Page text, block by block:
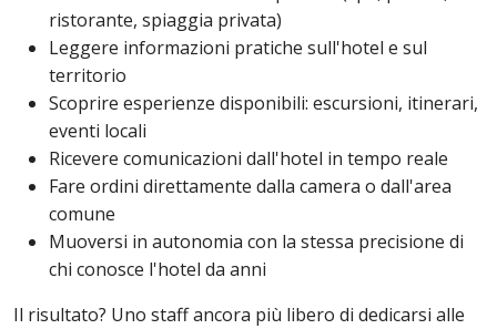
ristorante, spiaggia privata)
Leggere informazioni pratiche sull'hotel e sul
territorio
Scoprire esperienze disponibili: escursioni, itinerari,
eventi locali
Ricevere comunicazioni dall'hotel in tempo reale
Fare ordini direttamente dalla camera o dall'area
comune
Muoversi in autonomia con la stessa precisione di
chi conosce l'hotel da anni
Il risultato? Uno staff ancora più libero di dedicarsi alle